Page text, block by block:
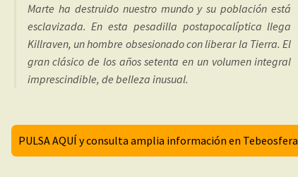
Marte ha destruido nuestro mundo y su población está
esclavizada. En esta pesadilla postapocalíptica llega
Killraven, un hombre obsesionado con liberar la Tierra. El
gran clásico de los años setenta en un volumen integral
imprescindible, de belleza inusual.
PULSA AQUÍ y consulta amplia información en Tebeosfera